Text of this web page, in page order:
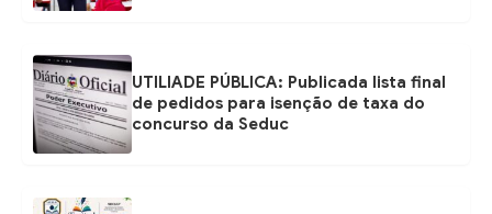
UTILIADE PÚBLICA: Publicada lista final
de pedidos para isenção de taxa do
concurso da Seduc